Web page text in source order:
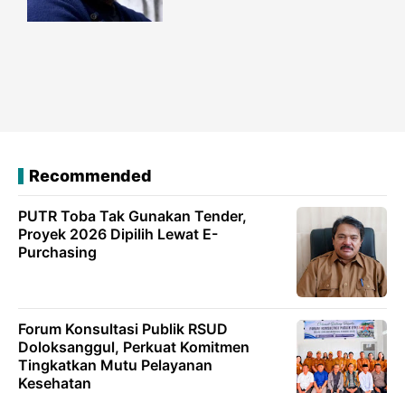
Recommended
PUTR Toba Tak Gunakan Tender,
Proyek 2026 Dipilih Lewat E-
Purchasing
Forum Konsultasi Publik RSUD
Doloksanggul, Perkuat Komitmen
Tingkatkan Mutu Pelayanan
Kesehatan